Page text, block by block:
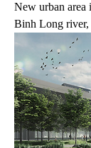
New urban
Binh Long river,